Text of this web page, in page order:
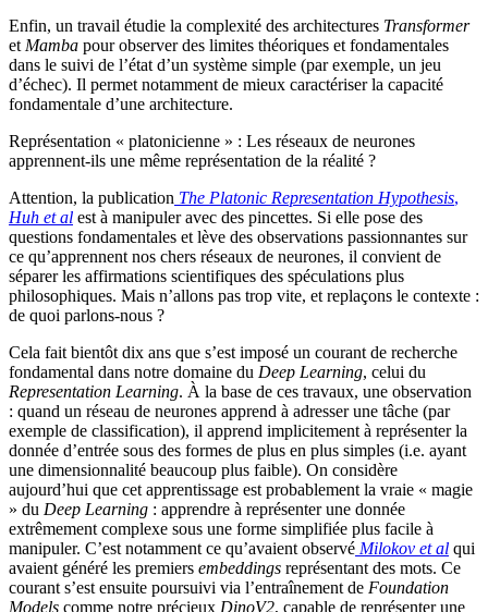
Enfin, un travail étudie la complexité des architectures Transformer
et Mamba pour observer des limites théoriques et fondamentales
dans le suivi de l’état d’un système simple (par exemple, un jeu
d’échec). Il permet notamment de mieux caractériser la capacité
fondamentale d’une architecture.
Représentation « platonicienne » : Les réseaux de neurones
apprennent-ils une même représentation de la réalité ?
Attention, la publication The Platonic Representation Hypothesis,
Huh et al est à manipuler avec des pincettes. Si elle pose des
questions fondamentales et lève des observations passionnantes sur
ce qu’apprennent nos chers réseaux de neurones, il convient de
séparer les affirmations scientifiques des spéculations plus
philosophiques. Mais n’allons pas trop vite, et replaçons le contexte :
de quoi parlons-nous ?
Cela fait bientôt dix ans que s’est imposé un courant de recherche
fondamental dans notre domaine du Deep Learning, celui du
Representation Learning. À la base de ces travaux, une observation
: quand un réseau de neurones apprend à adresser une tâche (par
exemple de classification), il apprend implicitement à représenter la
donnée d’entrée sous des formes de plus en plus simples (i.e. ayant
une dimensionnalité beaucoup plus faible). On considère
aujourd’hui que cet apprentissage est probablement la vraie « magie
» du Deep Learning : apprendre à représenter une donnée
extrêmement complexe sous une forme simplifiée plus facile à
manipuler. C’est notamment ce qu’avaient observé Milokov et al qui
avaient généré les premiers embeddings représentant des mots. Ce
courant s’est ensuite poursuivi via l’entraînement de Foundation
Models comme notre précieux DinoV2, capable de représenter une